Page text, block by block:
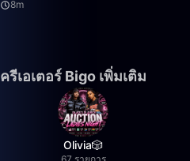
8m
ครีเอเตอร์ Bigo เพิ่มเติม
Olivia🎲